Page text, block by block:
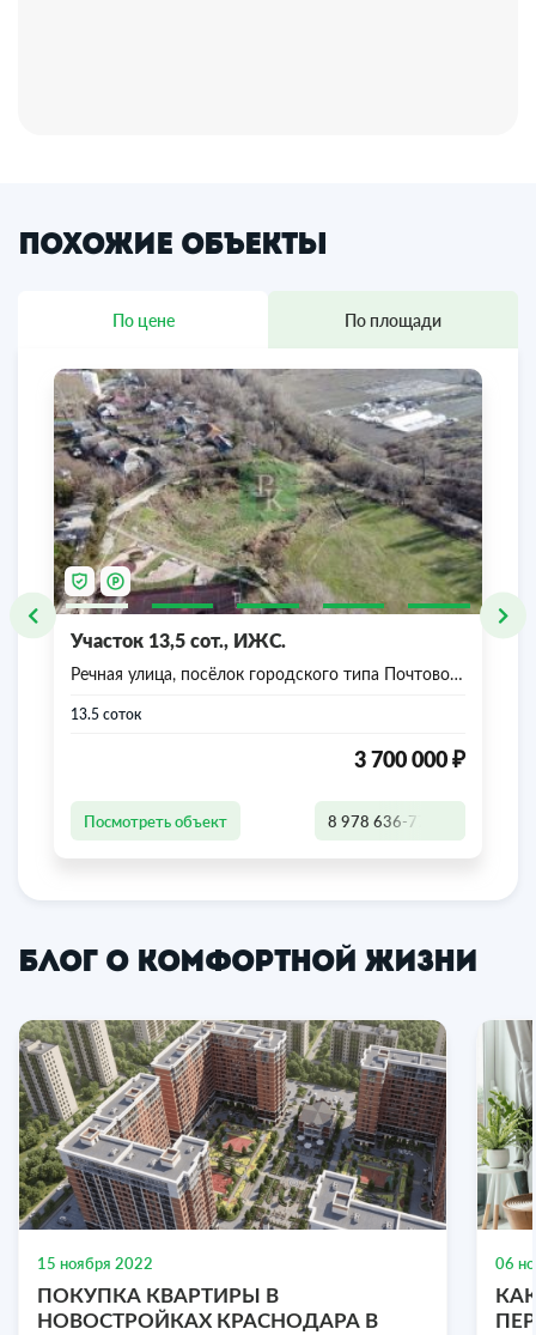
Похожие объекты
По цене По площади
Участок 13,5 сот., ИЖС.
Речная улица, посёлок городского типа Почтовое,
13.5 соток
3 700 000 ₽
Посмотреть объект 8 978 636-77-47
Видовой участок 6,77 соток, ИЖС
ул. Лесная, 2, село Ивановка, Трудовское сельское
поселение, Симферопольский район, Республика
Крым
6.77 соток
Блог о комфортной жизни
15 ноября 2022
ПОКУПКА КВАРТИРЫ В
НОВОСТРОЙКАХ КРАСНОДАРА В
06